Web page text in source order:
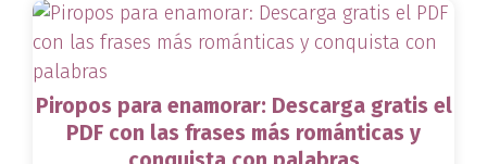
Piropos para enamorar: Descarga gratis el
PDF con las frases más románticas y